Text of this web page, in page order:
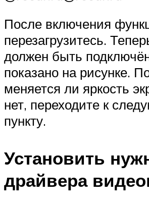
После включения
перезагрузитесь.
должен быть
показано на рисунке.
меняется ли яркость
нет, переходите к
пункту.
Установить
драйвера